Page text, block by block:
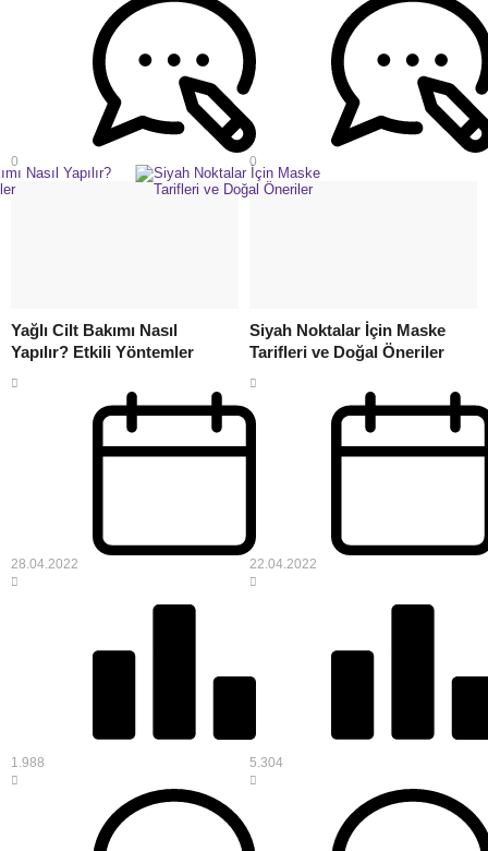
0 0
Yağlı Cilt Bakımı Nasıl
Yapılır? Etkili Yöntemler
28.04.2022
1.988
Siyah Noktalar İçin Maske
Tarifleri ve Doğal Öneriler
22.04.2022
5.304